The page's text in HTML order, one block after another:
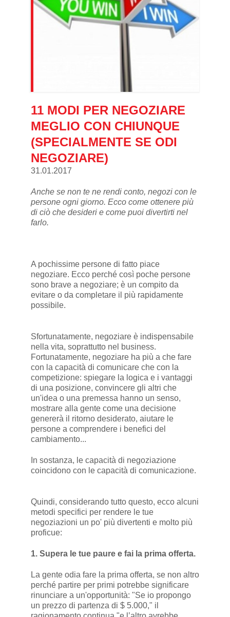
11 MODI PER NEGOZIARE
MEGLIO CON CHIUNQUE
(SPECIALMENTE SE ODI
NEGOZIARE)
31.01.2017
Anche se non te ne rendi conto, negozi con le
persone ogni giorno. Ecco come ottenere più
di ciò che desideri e come puoi divertirti nel
farlo.
A pochissime persone di fatto piace
negoziare. Ecco perché così poche persone
sono brave a negoziare; è un compito da
evitare o da completare il più rapidamente
possibile.
Sfortunatamente, negoziare è indispensabile
nella vita, soprattutto nel business.
Fortunatamente, negoziare ha più a che fare
con la capacità di comunicare che con la
competizione: spiegare la logica e i vantaggi
di una posizione, convincere gli altri che
un'idea o una premessa hanno un senso,
mostrare alla gente come una decisione
genererà il ritorno desiderato, aiutare le
persone a comprendere i benefici del
cambiamento...
In sostanza, le capacità di negoziazione
coincidono con le capacità di comunicazione.
Quindi, considerando tutto questo, ecco alcuni
metodi specifici per rendere le tue
negoziazioni un po' più divertenti e molto più
proficue:
1. Supera le tue paure e fai la prima offerta.
La gente odia fare la prima offerta, se non altro
perché partire per primi potrebbe significare
rinunciare a un'opportunità: "Se io propongo
un prezzo di partenza di $ 5.000," il